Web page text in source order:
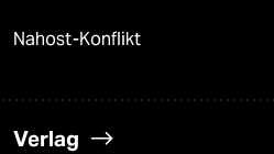
Nahost-Konflikt
Verlag